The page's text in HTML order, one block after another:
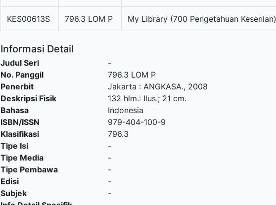
KES00613S 796.3 LOM P My Library (700 Pengetahuan Kesenian)
Informasi Detail
Judul Seri
-
No. Panggil
796.3 LOM P
Penerbit
Jakarta : ANGKASA., 2008
Deskripsi Fisik
132 hlm.: Ilus.; 21 cm.
Bahasa
Indonesia
ISBN/ISSN
979-404-100-9
Klasifikasi
796.3
Tipe Isi
-
Tipe Media
-
Tipe Pembawa
-
Edisi
-
Subjek
-